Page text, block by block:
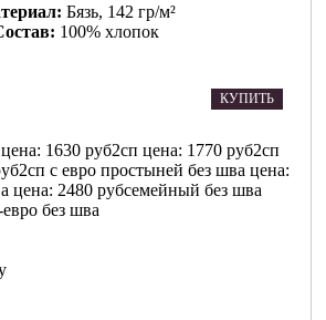
Бязь, 142 гр/м²
100% хлопок
КУПИТЬ
цена: 1630 руб2сп цена: 1770 руб2сп
2сп с евро простыней без шва цена:
цена: 2480 рубсемейный без шва
без шва